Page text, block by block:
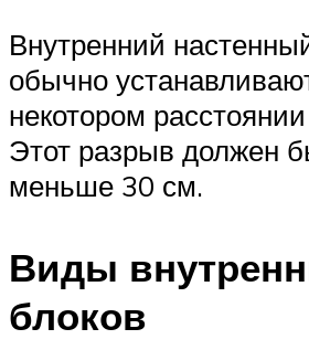
Внутренний
обычно
некотором
Этот разрыв должен
меньше 30 см.
Виды
блоков